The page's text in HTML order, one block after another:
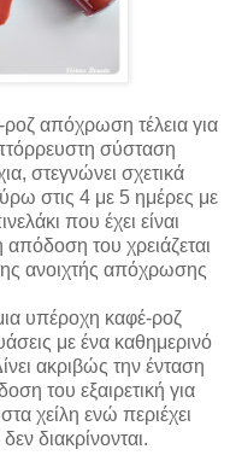
ροζ απόχρωση τέλεια για
σύσταση
στεγνώνει σχετικά
στις 4 με 5 ημέρες με
που έχει είναι
του χρειάζεται
ανοιχτής απόχρωσης
υπέροχη καφέ-ροζ
με ένα καθημερινό
ακριβώς την ένταση
του εξαιρετική για
χείλη ενώ περιέχει
διακρίνονται.